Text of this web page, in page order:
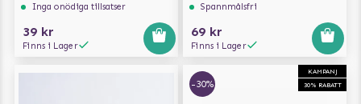
Inga onödiga tillsatser
39 kr
Finns i Lager
Spannmålsfri
69 kr
Finns i Lager
KAMPANJ
30% RABATT
-30%